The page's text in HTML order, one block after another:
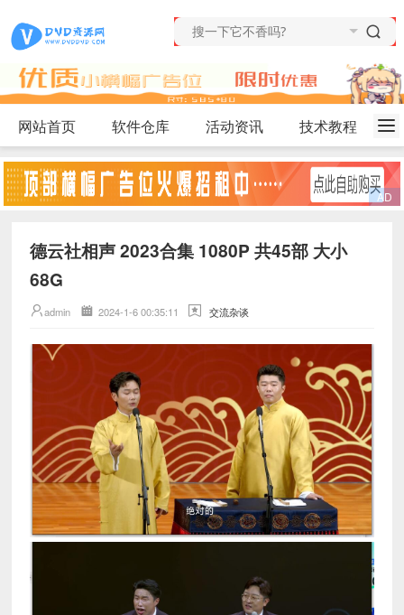
网站首页 软件仓库 活动资讯 技术教程
德云社相声 2023合集 1080P 共45部 大小
68G
admin 2024-1-6 00:35:11 交流杂谈